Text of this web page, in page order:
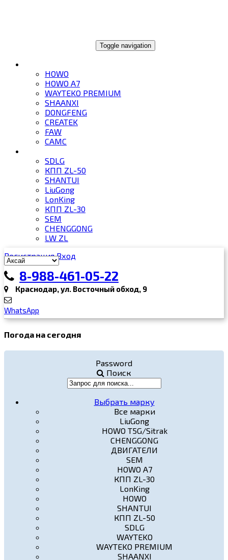
Toggle navigation
HOWO
HOWO A7
WAYTEKO PREMIUM
SHAANXI
DONGFENG
CREATEK
FAW
CAMC
SDLG
КПП ZL-50
SHANTUI
LiuGong
LonKing
КПП ZL-30
SEM
CHENGGONG
LW ZL
Регистрация Вход
8-988-461-05-22
Краснодар, ул. Восточный обход, 9
WhatsApp
Погода на сегодня
Password
Поиск
Выбрать марку
Все марки
LiuGong
HOWO T5G/Sitrak
CHENGGONG
ДВИГАТЕЛИ
SEM
HOWO A7
КПП ZL-30
LonKing
HOWO
SHANTUI
КПП ZL-50
SDLG
WAYTEKO
WAYTEKO PREMIUM
SHAANXI